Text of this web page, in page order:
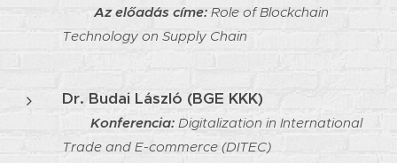
Az előadás címe: Role of Blockchain
Technology on Supply Chain
Dr. Budai László (BGE KKK)
Konferencia: Digitalization in International
Trade and E-commerce (DITEC)